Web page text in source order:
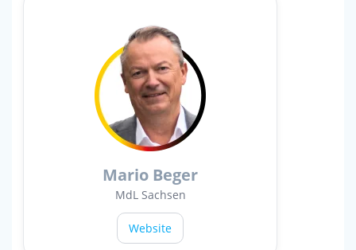
Mario Beger
MdL Sachsen
Website